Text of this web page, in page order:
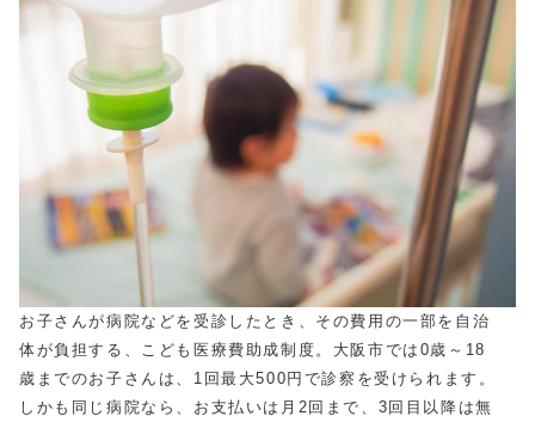
お子さんが病院などを受診したとき、その費用の一部を自治
体が負担する、こども医療費助成制度。大阪市では0歳～18
歳までのお子さんは、1回最大500円で診察を受けられます。
しかも同じ病院なら、お支払いは月2回まで、3回目以降は無